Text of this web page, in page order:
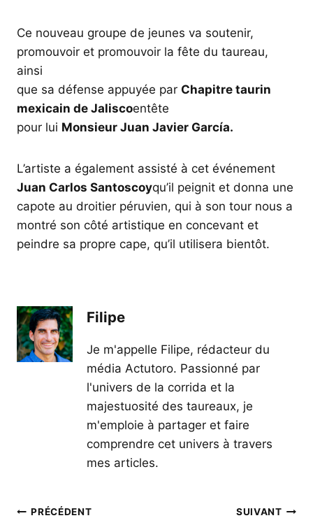
Ce nouveau groupe de jeunes va soutenir,
promouvoir et promouvoir la fête du taureau,
ainsi
que sa défense appuyée par Chapitre taurin
mexicain de Jaliscoentête
pour lui Monsieur Juan Javier García.
L’artiste a également assisté à cet événement
Juan Carlos Santoscoyqu’il peignit et donna une
capote au droitier péruvien, qui à son tour nous a
montré son côté artistique en concevant et
peindre sa propre cape, qu’il utilisera bientôt.
Filipe
Je m'appelle Filipe, rédacteur du
média Actutoro. Passionné par
l'univers de la corrida et la
majestuosité des taureaux, je
m'emploie à partager et faire
comprendre cet univers à travers
mes articles.
Navigation
PRÉCÉDENT SUIVANT